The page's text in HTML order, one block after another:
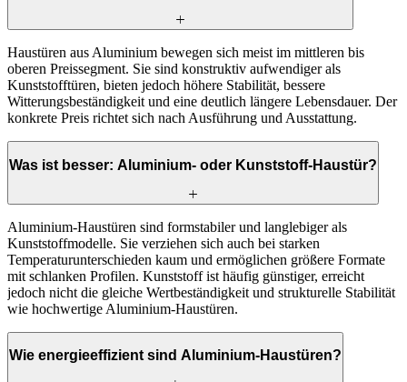
Haustüren aus Aluminium bewegen sich meist im mittleren bis
oberen Preissegment. Sie sind konstruktiv aufwendiger als
Kunststofftüren, bieten jedoch höhere Stabilität, bessere
Witterungsbeständigkeit und eine deutlich längere Lebensdauer. Der
konkrete Preis richtet sich nach Ausführung und Ausstattung.
Was ist besser: Aluminium- oder Kunststoff-Haustür?
Aluminium-Haustüren sind formstabiler und langlebiger als
Kunststoffmodelle. Sie verziehen sich auch bei starken
Temperaturunterschieden kaum und ermöglichen größere Formate
mit schlanken Profilen. Kunststoff ist häufig günstiger, erreicht
jedoch nicht die gleiche Wertbeständigkeit und strukturelle Stabilität
wie hochwertige Aluminium-Haustüren.
Wie energieeffizient sind Aluminium-Haustüren?